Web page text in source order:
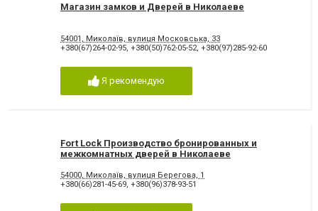
Магазин замков и Дверей в Николаеве
54001, Миколаїв, вулиця Московська, 33
+380(67)264-02-95, +380(50)762-05-52, +380(97)285-92-60
Я рекомендую
Fort Lock Производство бронированных и
межкомнатных дверей в Николаеве
54000, Миколаїв, вулиця Берегова, 1
+380(66)281-45-69, +380(96)378-93-51